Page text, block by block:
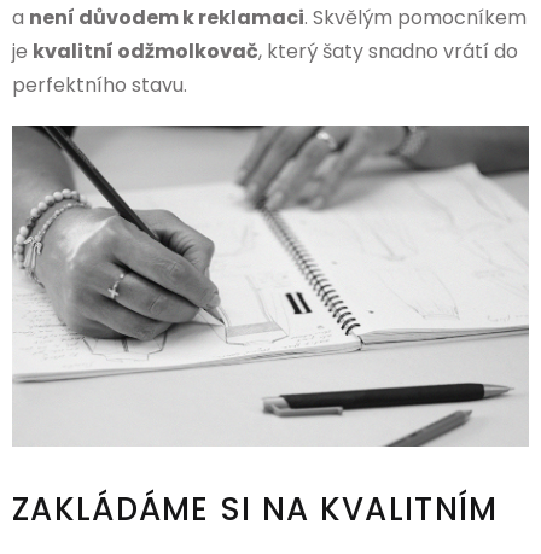
a není důvodem k reklamaci. Skvělým pomocníkem
je kvalitní odžmolkovač, který šaty snadno vrátí do
perfektního stavu.
ZAKLÁDÁME SI NA KVALITNÍM